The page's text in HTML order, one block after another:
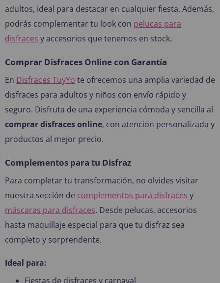
adultos, ideal para destacar en cualquier fiesta. Además,
podrás complementar tu look con pelucas para
disfraces y accesorios que tenemos en stock.
Comprar Disfraces Online con Garantía
En Disfraces TuyYo te ofrecemos una amplia variedad de
disfraces para adultos y niños con envío rápido y
seguro. Disfruta de una experiencia cómoda y sencilla al
comprar disfraces online, con atención personalizada y
productos al mejor precio.
Complementos para tu Disfraz
Para completar tu transformación, no olvides visitar
nuestra sección de complementos para disfraces y
máscaras para disfraces. Desde pelucas, accesorios
hasta maquillaje especial para que tu disfraz sea
completo y sorprendente.
Ideal para:
Fiestas de disfraces y carnaval